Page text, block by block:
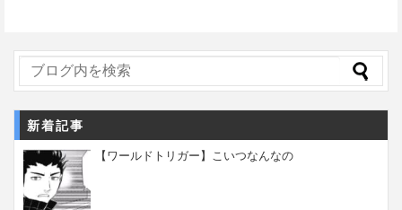
新着記事
【ワールドトリガー】こいつなんなの